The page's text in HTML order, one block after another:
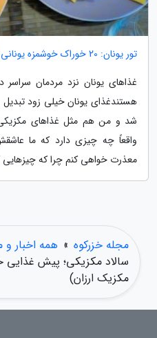
تور یونان: 20 خوراک خوشمزه یونانی (بخش دوم)
غذاهای یونان نزد مردمان سراسر
هستندغذای یونان خیلی زود
شد و من هم مثل غذاهای
واقعاً چه چیزی دارد که ما
معذرت خواهی کنم چرا که
مجله خزرکوه » همه اخبار و
سالاد مکزیکی؛ پیش غذایی
مکزیک ارزان)